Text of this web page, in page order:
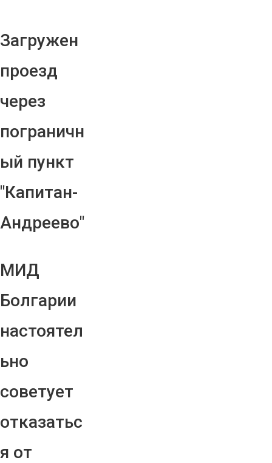
Загружен
проезд
через
пограничн
ый пункт
"Капитан-
Андреево"
МИД
Болгарии
настоятел
ьно
советует
отказатьс
я от